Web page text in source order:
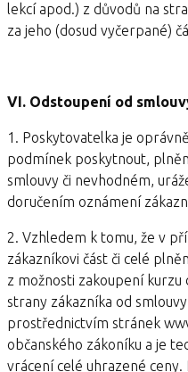
lekcí apod.) z důvodů na
za jeho (dosud vyčerpané)
VI. Odstoupení od
1. Poskytovatelka je
podmínek poskytnout,
smlouvy či nevhodném,
doručením oznámení
2. Vzhledem k tomu, že v
zákazníkovi část či celé
z možnosti zakoupení
strany zákazníka od
prostřednictvím stránek
občanského zákoníku a je
vrácení celé uhrazené